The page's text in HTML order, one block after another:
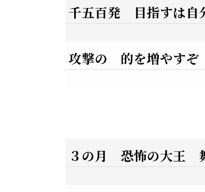
千五百発 目指すは自
攻撃の 的を増やす
３の月 恐怖の大王